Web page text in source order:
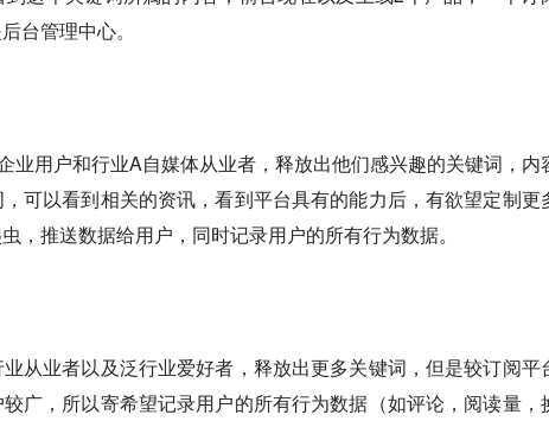
台管理中心。
业用户和行业A自媒体从业者，释放出他们感兴趣的关键词，内
可以看到相关的资讯，看到平台具有的能力后，有欲望定制更
，推送数据给用户，同时记录用户的所有行为数据。
从业者以及泛行业爱好者，释放出更多关键词，但是较订阅平
广，所以寄希望记录用户的所有行为数据（如评论，阅读量，